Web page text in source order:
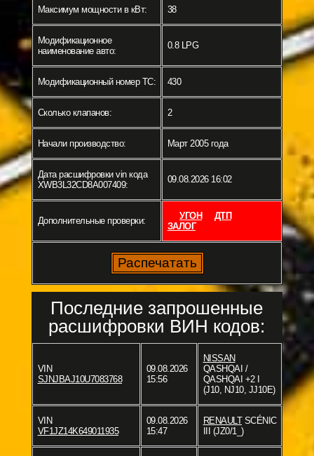
Максимум мощности в кВт: 38
Модификационное
наименование авто:
0.8 LPG
Модификационный номер ТС: 430
Сколько клапанов: 2
Начали производство: Март 2005 года
Дата расшифровки vin кода
XWB3L32CD8A007409:
09.08.2026 16:02
Дополнительные проверки: УГОН
ДТП
ЗАЛОГ
Последние запрошенные
расшифровки ВИН кодов:
VIN
SJNJBAJ10U7083768
09.08.2026
15:56
NISSAN
QASHQAI /
QASHQAI +2 I
(J10, NJ10, JJ10E)
VIN
VF1JZ14K649011935
09.08.2026
15:47
RENAULTSCÉNIC
III (JZ0/1_)